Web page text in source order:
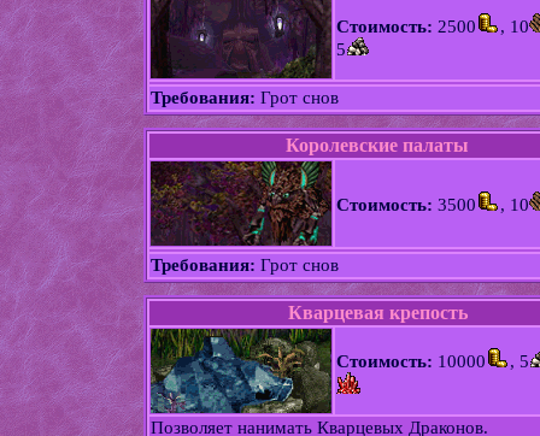
Стоимость: 2500
, 10
5
Требования: Грот снов
Королевские палаты
Стоимость: 3500 , 10
Требования: Грот снов
Кварцевая крепость
Стоимость: 10000 , 5
Позволяет нанимать Кварцевых Драконов.